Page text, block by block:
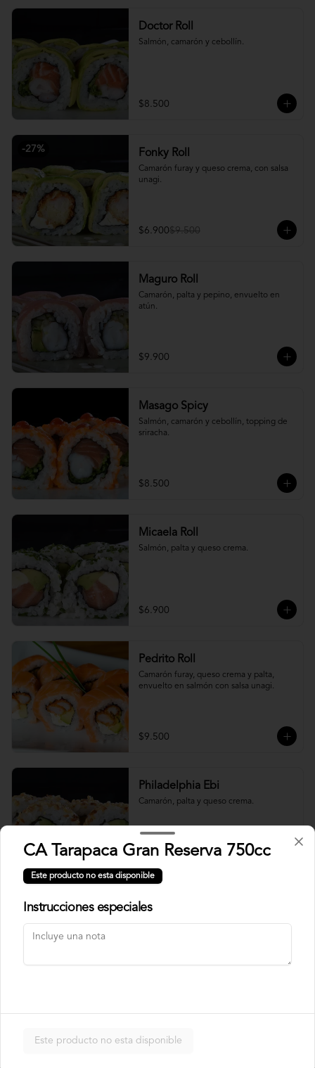
Doctor Roll
Salmón, camarón y cebollín.
$8.500
-27% Fonky Roll
Camarón furay y queso crema, con salsa
unagi.
$6.900$9.500
Maguro Roll
Camarón, palta y pepino, envuelto en
atún.
$9.900
Masago Spicy
Salmón, camarón y cebollín, topping de
sriracha.
$8.500
Micaela Roll
Salmón, palta y queso crema.
$6.900
Pedrito Roll
Camarón furay, queso crema y palta,
envuelto en salmón con salsa unagi.
$9.500
Philadelphia Ebi
Camarón, palta y queso crema.
Philadelphia Roll
Rainbow Roll
CA Tarapaca Gran Reserva 750cc
Este producto no esta disponible
Instrucciones especiales
Este producto no esta disponible